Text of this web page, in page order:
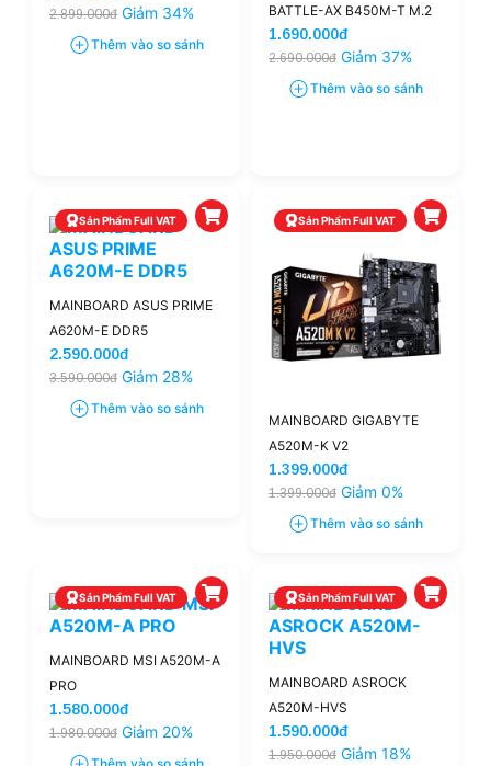
2.899.000đ Giảm 34%
Thêm vào so sánh
BATTLE-AX B450M-T M.2
V14
1.690.000đ
2.690.000đ Giảm 37%
Thêm vào so sánh
Sản Phẩm Full VAT
MAINBOARD ASUS PRIME
A620M-E DDR5
2.590.000đ
3.590.000đ Giảm 28%
Thêm vào so sánh
Sản Phẩm Full VAT
MAINBOARD GIGABYTE
A520M-K V2
1.399.000đ
1.399.000đ Giảm 0%
Thêm vào so sánh
Sản Phẩm Full VAT
MAINBOARD MSI A520M-A
PRO
1.580.000đ
1.980.000đ Giảm 20%
Sản Phẩm Full VAT
MAINBOARD ASROCK
A520M-HVS
1.590.000đ
1.950.000đ Giảm 18%